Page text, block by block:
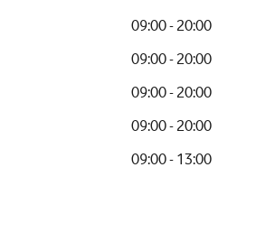
09:00 - 20:00
09:00 - 20:00
09:00 - 20:00
09:00 - 20:00
09:00 - 13:00